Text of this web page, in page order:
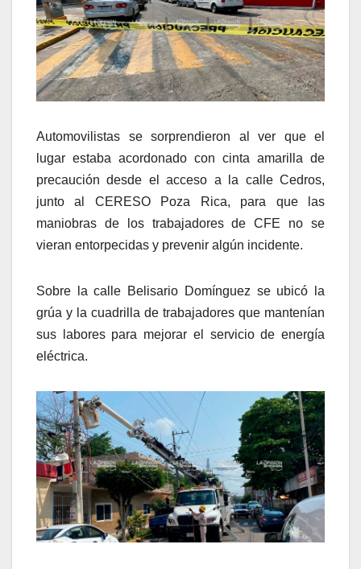
Automovilistas se sorprendieron al ver que el
lugar estaba acordonado con cinta amarilla de
precaución desde el acceso a la calle Cedros,
junto al CERESO Poza Rica, para que las
maniobras de los trabajadores de CFE no se
vieran entorpecidas y prevenir algún incidente.
Sobre la calle Belisario Domínguez se ubicó la
grúa y la cuadrilla de trabajadores que mantenían
sus labores para mejorar el servicio de energía
eléctrica.